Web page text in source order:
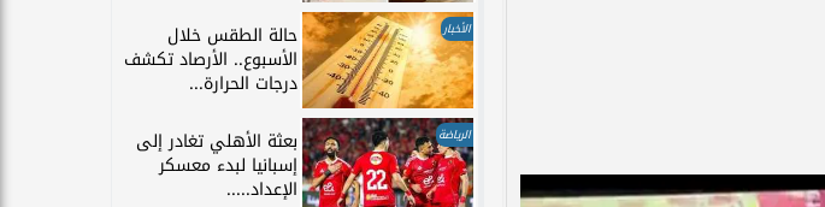
الأخبار حالة الطقس خلال
الأسبوع.. الأرصاد تكشف
درجات الحرارة...
الرياضة بعثة الأهلي تغادر إلى
إسبانيا لبدء معسكر
الإعداد.....